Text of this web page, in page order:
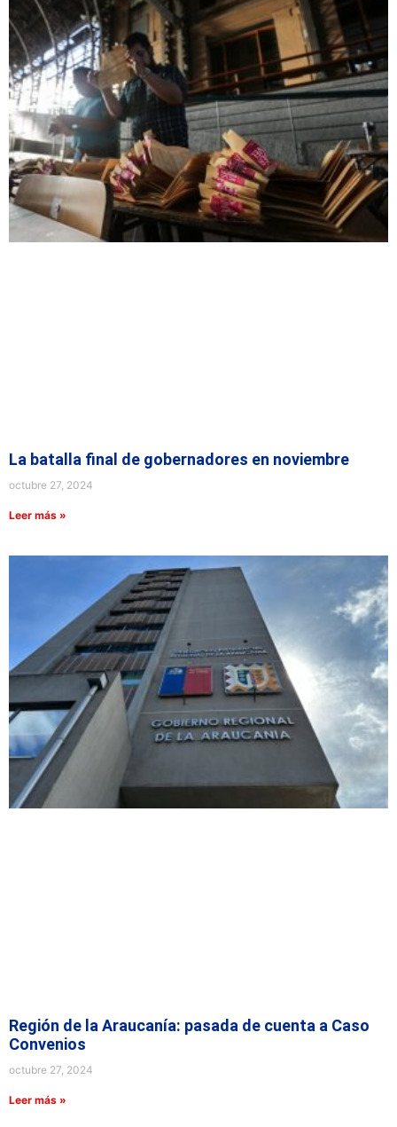
La batalla final de gobernadores en noviembre
octubre 27, 2024
Leer más »
Región de la Araucanía: pasada de cuenta a Caso
Convenios
octubre 27, 2024
Leer más »